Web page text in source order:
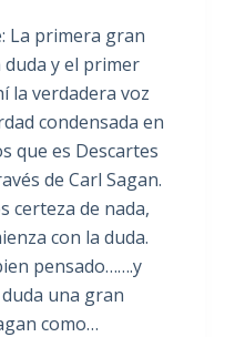
La primera gran
y el primer
la verdadera voz
condensada en
que es Descartes
de Carl Sagan.
certeza de nada,
con la duda.
pensado…….y
una gran
como…